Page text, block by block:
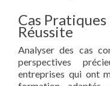
Cas
Réussite
Analyser des cas
perspectives
entreprises qui ont